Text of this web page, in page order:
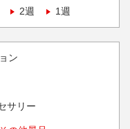
2週 1週
ン
サリー